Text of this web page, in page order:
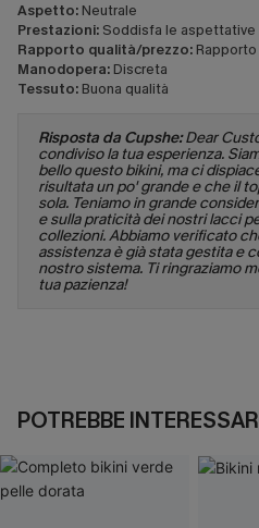
Aspetto: Neutrale
Prestazioni: Soddisfa le aspettative
Rapporto qualità/prezzo:
Manodopera: Discreta
Tessuto: Buona qualità
Risposta da Cupshe:Dear
condiviso la tua esperienza.
bello questo bikini, ma ci
risultata un po' grande e che il
sola. Teniamo in grande
e sulla praticità dei nostri lacci
collezioni. Abbiamo verificato
assistenza è già stata gestita e
nostro sistema. Ti ringraziamo
tua pazienza!
POTREBBE